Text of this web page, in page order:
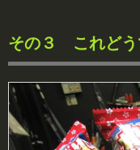
その３ これどう